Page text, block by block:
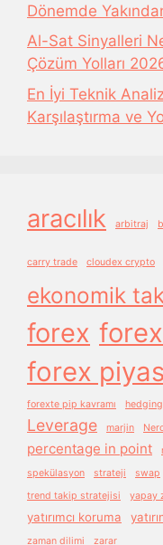
Dönemde
Al-Sat Sinyalleri
Çözüm Yolları
En İyi Teknik
Karşılaştırma ve
aracılık arbitraj
carry trade cloudex crypto
ekonomik
forex
forex
forexte pip kavramı hedging
Leverage marjin
percentage in point
spekülasyon
strateji swap
trend takip stratejisi
yapay
yatırımcı koruma
zaman dilimi
zarar